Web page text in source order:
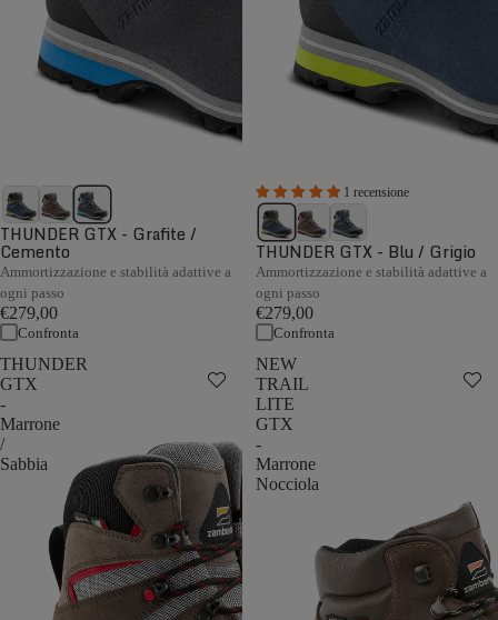
THUNDER GTX - Grafite /
Cemento
Ammortizzazione e stabilità adattive a
ogni passo
€279,00
Confronta
1 recensione
THUNDER GTX - Blu / Grigio
Ammortizzazione e stabilità adattive a
ogni passo
€279,00
Confronta
THUNDER
GTX
-
Marrone
/
Sabbia
NEW
TRAIL
LITE
GTX
-
Marrone
Nocciola